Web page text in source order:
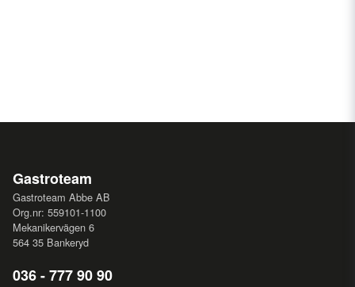
Gastroteam
Gastroteam Abbe AB
Org.nr: 559101-1100
Mekanikervägen 6
564 35 Bankeryd
036 - 777 90 90